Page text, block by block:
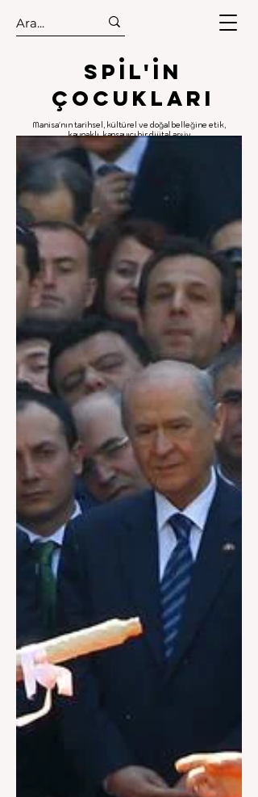
.
.
Spıl'in
Çocukları
Manisa'nın tarihsel, kültürel ve doğal belleğine etik,
kaynaklı, kapsayıcı bir dijital arşiv